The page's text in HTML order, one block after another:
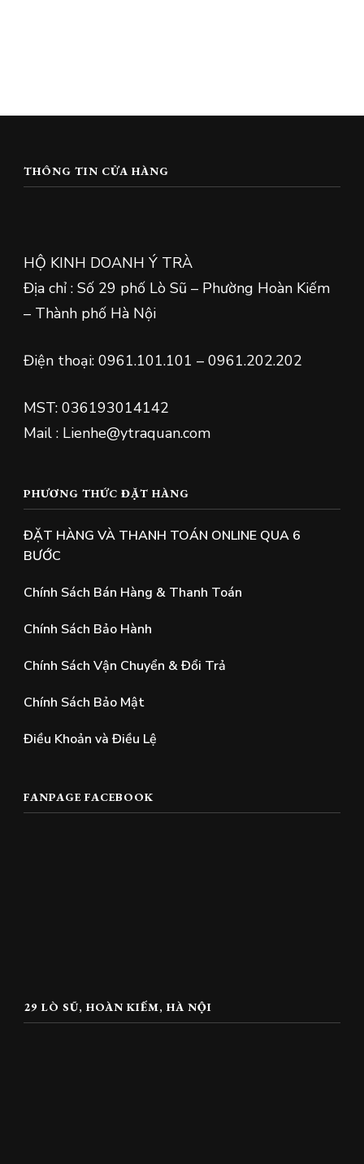
THÔNG TIN CỬA HÀNG
HỘ KINH DOANH Ý TRÀ
Địa chỉ : Số 29 phố Lò Sũ – Phường Hoàn Kiếm
– Thành phố Hà Nội
Điện thoại: 0961.101.101 – 0961.202.202
MST: 036193014142
Mail : Lienhe@ytraquan.com
PHƯƠNG THỨC ĐẶT HÀNG
ĐẶT HÀNG VÀ THANH TOÁN ONLINE QUA 6
BƯỚC
Chính Sách Bán Hàng & Thanh Toán
Chính Sách Bảo Hành
Chính Sách Vận Chuyển & Đổi Trả
Chính Sách Bảo Mật
Điều Khoản và Điều Lệ
FANPAGE FACEBOOK
29 LÒ SŨ, HOÀN KIẾM, HÀ NỘI